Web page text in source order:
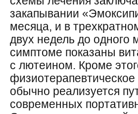
закапывании
месяца, и в
двух недель до одного
симптоме показаны
с лютеином. Кроме
обычно реализуется
современных